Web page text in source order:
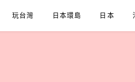
玩台灣 日本環島 日本